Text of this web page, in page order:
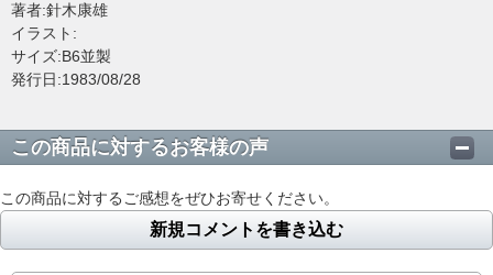
著者:針木康雄
イラスト:
サイズ:B6並製
発行日:1983/08/28
この商品に対するお客様の声
この商品に対するご感想をぜひお寄せください。
新規コメントを書き込む